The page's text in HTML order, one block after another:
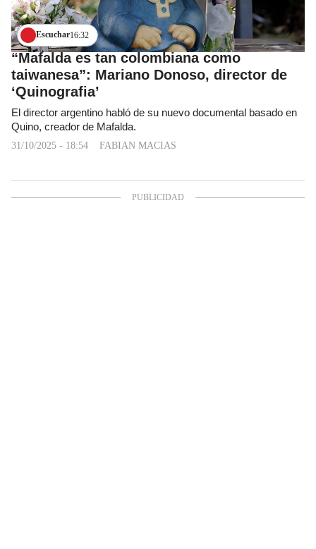
Escuchar16:32
“Mafalda es tan colombiana como
taiwanesa”: Mariano Donoso, director de
‘Quinografia’
El director argentino habló de su nuevo documental basado en
Quino, creador de Mafalda.
31/10/2025 - 18:54 FABIAN MACIAS